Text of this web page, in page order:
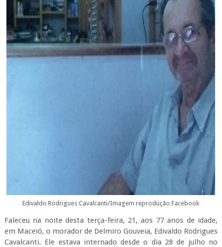
Edivaldo Rodrigues Cavalcanti/Imagem reprodução Facebook
Faleceu na noite desta terça-feira, 21, aos 77 anos de idade,
em Maceió, o morador de Delmiro Gouveia, Edivaldo Rodrigues
Cavalcanti. Ele estava internado desde o dia 28 de julho no